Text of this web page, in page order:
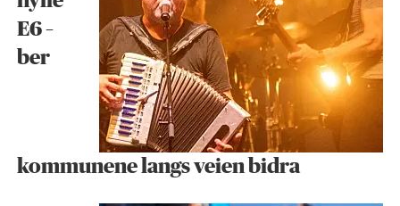
E6 –
ber
kommunene langs veien bidra